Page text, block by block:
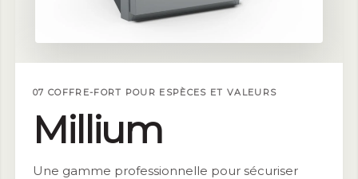
07 COFFRE-FORT POUR ESPÈCES ET VALEURS
Millium
Une gamme professionnelle pour sécuriser